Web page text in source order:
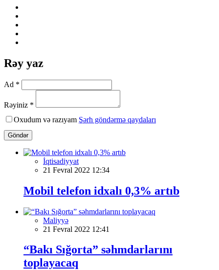
Rəy yaz
Ad *
Rəyiniz *
Oxudum və razıyam Şərh göndərmə qaydaları
Göndər
İqtisadiyyat
21 Fevral 2022 12:34
Mobil telefon idxalı 0,3% artıb
Maliyyə
21 Fevral 2022 12:41
“Bakı Sığorta” səhmdarlarını
toplayacaq